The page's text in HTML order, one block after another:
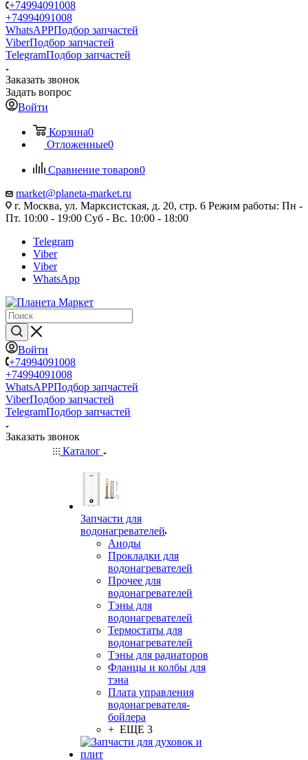
+74994091008
+74994091008
WhatsAPPПодбор запчастей
ViberПодбор запчастей
TelegramПодбор запчастей
Заказать звонок
Задать вопрос
Войти
Корзина0
Отложенные0
Сравнение товаров0
market@planeta-market.ru
г. Москва, ул. Марксистская, д. 20, стр. 6 Режим работы: Пн -
Пт. 10:00 - 19:00 Суб - Вс. 10:00 - 18:00
Telegram
Viber
Viber
WhatsApp
Войти
+74994091008
+74994091008
WhatsAPPПодбор запчастей
ViberПодбор запчастей
TelegramПодбор запчастей
Заказать звонок
Каталог
Запчасти для
водонагревателей
Аноды
Прокладки для
водонагревателей
Прочее для
водонагревателей
Тэны для
водонагревателей
Термостаты для
водонагревателей
Тэны для радиаторов
Фланцы и колбы для
тэна
Плата управления
водонагревателя-
бойлера
+ ЕЩЕ 3